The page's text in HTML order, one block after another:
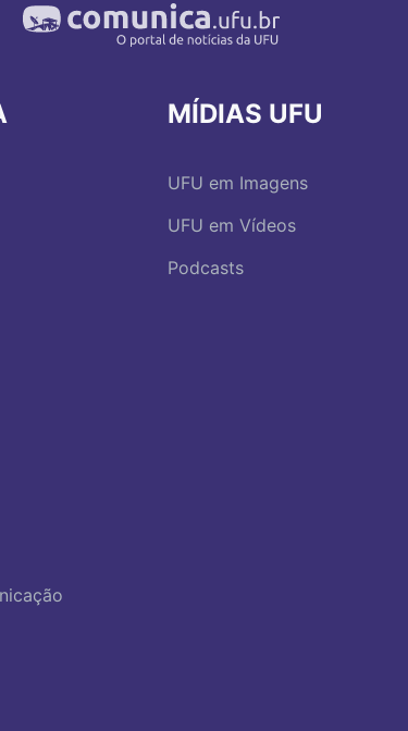
MÍDIAS UFU
UFU em Imagens
UFU em Vídeos
Podcasts